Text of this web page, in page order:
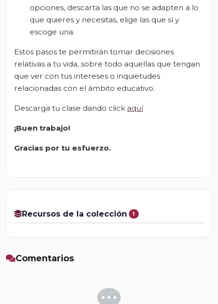
opciones, descarta las que no se adapten a lo
que quieres y necesitas, elige las que sí y
escoge una.
Estos pasos te permitirán tomar decisiones
relativas a tu vida, sobre todo aquellas que tengan
que ver con tus intereses o inquietudes
relacionadas con el ámbito educativo.
Descarga tu clase dando click aquí
¡Buen trabajo!
Gracias por tu esfuerzo.
Recursos de la colección 1
Comentarios